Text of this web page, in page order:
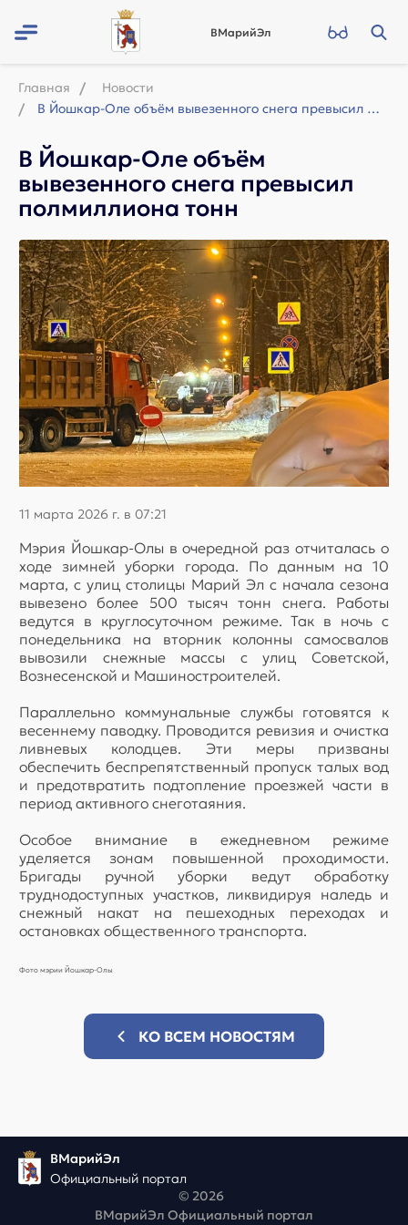
ВМарийЭл
Главная
Новости
В Йошкар-Оле объём вывезенного снега превысил полмиллиона тонн
В Йошкар-Оле объём
вывезенного снега превысил
полмиллиона тонн
11 марта 2026 г. в 07:21
Мэрия Йошкар-Олы в очередной раз отчиталась о
ходе зимней уборки города. По данным на 10
марта, с улиц столицы Марий Эл с начала сезона
вывезено более 500 тысяч тонн снега. Работы
ведутся в круглосуточном режиме. Так в ночь с
понедельника на вторник колонны самосвалов
вывозили снежные массы с улиц Советской,
Вознесенской и Машиностроителей.
Параллельно коммунальные службы готовятся к
весеннему паводку. Проводится ревизия и очистка
ливневых колодцев. Эти меры призваны
обеспечить беспрепятственный пропуск талых вод
и предотвратить подтопление проезжей части в
период активного снеготаяния.
Особое внимание в ежедневном режиме
уделяется зонам повышенной проходимости.
Бригады ручной уборки ведут обработку
труднодоступных участков, ликвидируя наледь и
снежный накат на пешеходных переходах и
остановках общественного транспорта.
Фото мэрии Йошкар-Олы
КО ВСЕМ НОВОСТЯМ
ВМарийЭл
Официальный портал
© 2026
ВМарийЭл Официальный портал